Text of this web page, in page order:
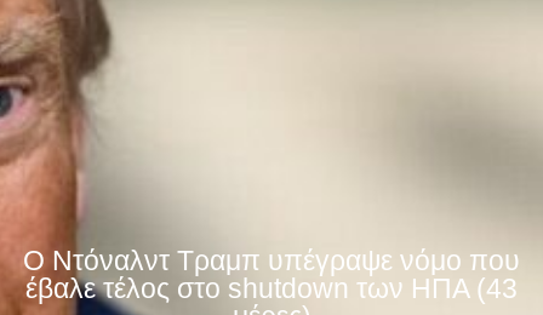
Ο Ντόναλντ Τραμπ υπέγραψε νόμο που
έβαλε τέλος στο shutdown των ΗΠΑ (43